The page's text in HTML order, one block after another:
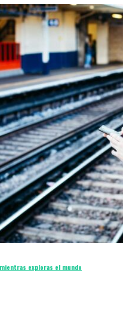
exploras el mundo